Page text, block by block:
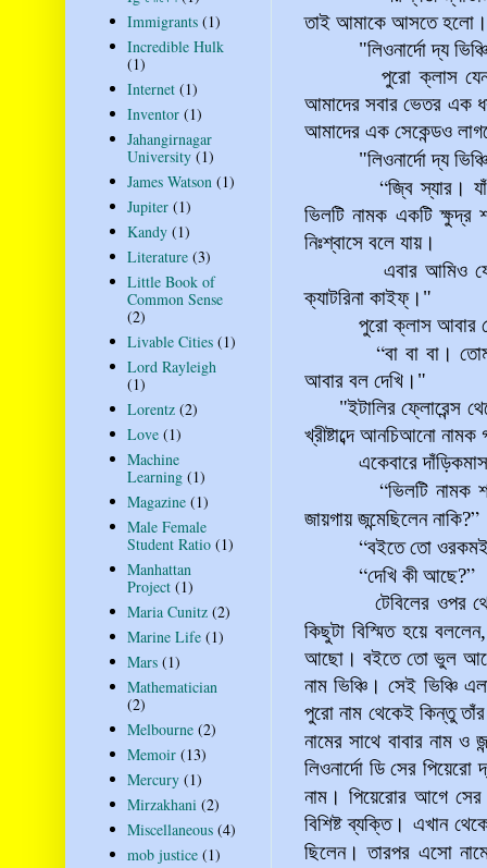
তাই আমাকে আসতে হলো।
"লিওনার্দো দ্য
পুরো ক্লাস যেন এক
আমাদের সবার ভেতর এক
আমাদের এক সেকেন্ডও
"লিওনার্দো দ্য
“জ্বি স্যার।
ভিলটি নামক একটি ক্ষুদ্র
নিঃশ্বাসে বলে যায়।
এবার আমিও
ক্যাটরিনা কাইফ্‌।"
পুরো ক্লাস আবার
“বা বা বা।
আবার বল দেখি ।"
"ইটালির ফ্লোরেন্স
খ্রীষ্টাব্দে আনচিআনো নামক
একেবারে
“ভিলটি
জায়গায় জন্মেছিলেন নাকি?”
“বইতে তো
“দেখি কী আছে?”
টেবিলের ওপর থেকে
কিছুটা বিস্মিত হয়ে
আছো। বইতে তো ভুল
নাম ভিঞ্চি। সেই ভিঞ্চি
পুরো নাম থেকেই কিন্তু
নামের সাথে বাবার নাম
লিওনার্দো ডি সের পিয়েরো
নাম। পিয়েরোর আগে
বিশিষ্ট ব্যক্তি। এখান
ছিলেন। তারপর এসো
Immigrants (1)
Incredible Hulk
(1)
Internet (1)
Inventor (1)
Jahangirnagar
University (1)
James Watson (1)
Jupiter (1)
Kandy (1)
Literature (3)
Little Book of
Common Sense
(2)
Livable Cities (1)
Lord Rayleigh
(1)
Lorentz (2)
Love (1)
Machine
Learning (1)
Magazine (1)
Male Female
Student Ratio (1)
Manhattan
Project (1)
Maria Cunitz (2)
Marine Life (1)
Mars (1)
Mathematician
(2)
Melbourne (2)
Memoir (13)
Mercury (1)
Mirzakhani (2)
Miscellaneous (4)
mob justice (1)